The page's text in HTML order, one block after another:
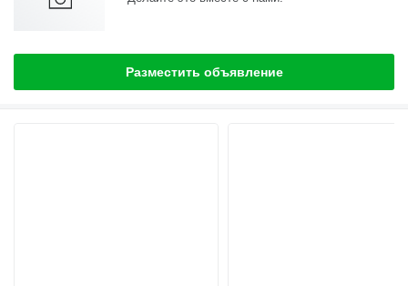
Разместить объявление